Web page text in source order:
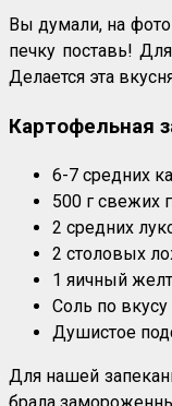
Вы думали, на
печку поставь!
Делается эта
Картофельная
6-7 средних
500 г свежих
2 средних
2 столовых
1 яичный
Соль по вкусу
Душистое
Для нашей
брала